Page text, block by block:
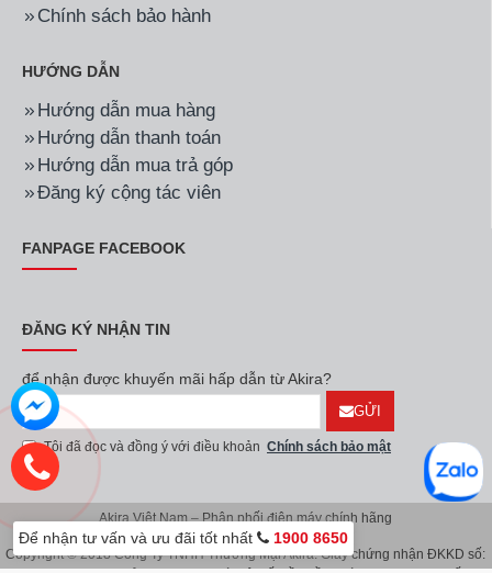
Chính sách bảo hành
HƯỚNG DẪN
Hướng dẫn mua hàng
Hướng dẫn thanh toán
Hướng dẫn mua trả góp
Đăng ký cộng tác viên
FANPAGE FACEBOOK
ĐĂNG KÝ NHẬN TIN
để nhận được khuyến mãi hấp dẫn từ Akira?
GỬI
Tôi đã đọc và đồng ý với điều khoản Chính sách bảo mật
Akira Việt Nam – Phân phối điện máy chính hãng
Copyright © 2018 Công Ty TNHH Thương Mại Akira. Giấy chứng nhận ĐKKD số:
Để nhận tư vấn và ưu đãi tốt nhất 1900 8650